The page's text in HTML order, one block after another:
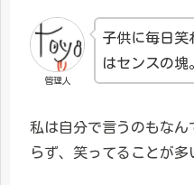
管理人
子供に毎日笑
はセンスの塊
私は自分で言うのもな
らず、笑ってることが多